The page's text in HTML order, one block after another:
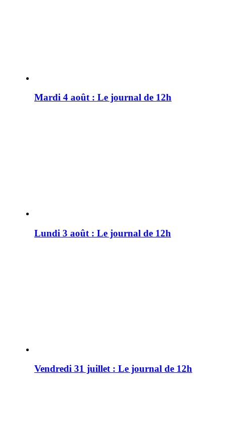
Mardi 4 août : Le journal de 12h
Lundi 3 août : Le journal de 12h
Vendredi 31 juillet : Le journal de 12h